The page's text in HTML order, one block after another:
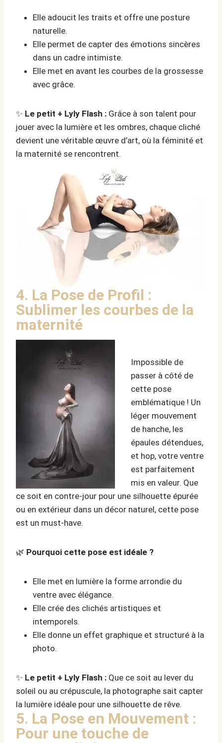
Elle adoucit les traits et offre une posture
naturelle.
Elle permet de capter des émotions sincères
dans un cadre intimiste.
Elle met en avant les courbes de la grossesse
avec grâce.
✨ Le petit + Lyly Flash : Grâce à son talent pour
jouer avec la lumière et les ombres, chaque cliché
devient une véritable œuvre d’art, où la féminité et
la maternité se rencontrent.
4. La Pose de Profil :
Sublimer les courbes de la
maternité
Impossible de
passer à côté de
cette pose
emblématique ! Un
léger mouvement
de hanche, les
épaules détendues,
et hop, votre ventre
est parfaitement
mis en valeur. Que
ce soit en contre-jour pour une silhouette épurée
ou en extérieur dans un décor naturel, cette pose
est un must-have.
🌿 Pourquoi cette pose est idéale ?
Elle met en lumière la forme arrondie du
ventre avec élégance.
Elle crée des clichés artistiques et
intemporels.
Elle donne un effet graphique et structuré à la
photo.
✨ Le petit + Lyly Flash : Que ce soit au lever du
soleil ou au crépuscule, la photographe sait capter
la lumière idéale pour une silhouette de rêve.
5. La Pose en Mouvement :
Pour une touche de